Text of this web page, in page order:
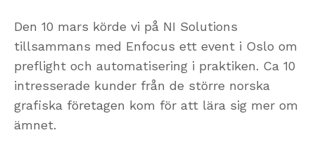
Den 10 mars körde vi på NI Solutions
tillsammans med Enfocus ett event i Oslo om
preflight och automatisering i praktiken. Ca 10
intresserade kunder från de större norska
grafiska företagen kom för att lära sig mer om
ämnet.